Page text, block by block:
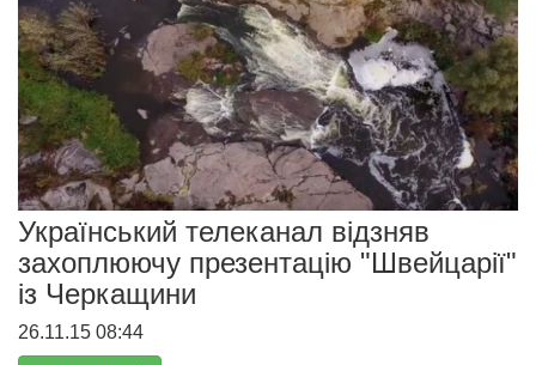
Український телеканал відзняв
захоплюючу презентацію "Швейцарії"
із Черкащини
26.11.15 08:44